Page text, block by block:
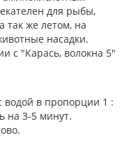
для рыбы,
так же летом, на
насадки.
с "Карась, волокна 5"
водой в пропорции 1 :
на 3-5 минут.